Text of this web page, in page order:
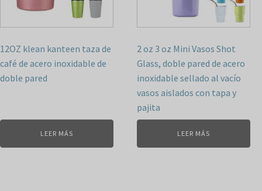
12OZ klean kanteen taza de
café de acero inoxidable de
doble pared
LEER MÁS
2 oz 3 oz Mini Vasos Shot
Glass, doble pared de acero
inoxidable sellado al vacío
vasos aislados con tapa y
pajita
LEER MÁS